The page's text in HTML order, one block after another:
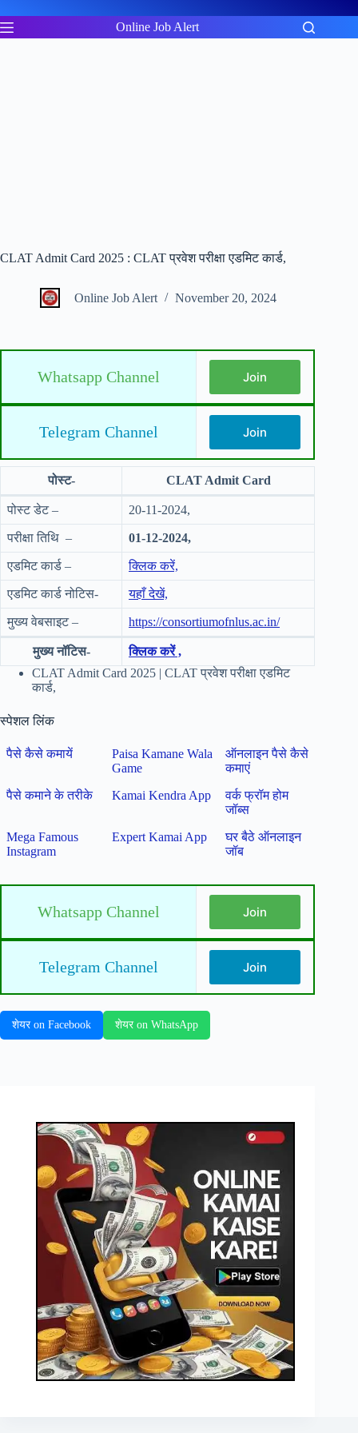
to
content
Online Job Alert
CLAT Admit Card 2025 : CLAT प्रवेश परीक्षा एडमिट कार्ड,
Online Job Alert November 20, 2024
Whatsapp Channel Join
Telegram Channel Join
पोस्ट- CLAT Admit Card
पोस्ट डेट – 20-11-2024,
परीक्षा तिथि – 01-12-2024,
एडमिट कार्ड – क्लिक करें,
एडमिट कार्ड नोटिस- यहाँ देखें,
मुख्य वेबसाइट – https://consortiumofnlus.ac.in/
मुख्य नॉटिस-
क्लिक करें ,
CLAT Admit Card 2025 | CLAT प्रवेश परीक्षा एडमिट
कार्ड,
स्पेशल लिंक
पैसे कैसे कमायें
Paisa Kamane Wala
Game
ऑनलाइन पैसे कैसे
कमाएं
पैसे कमाने के तरीके
Kamai Kendra App
वर्क फ्रॉम होम
जॉब्स
Mega Famous
Instagram
Expert Kamai App
घर बैठे ऑनलाइन
जॉब
Whatsapp Channel Join
Telegram Channel Join
शेयर on Facebook शेयर on WhatsApp